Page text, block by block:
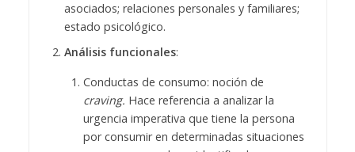
asociados; relaciones personales y familiares;
estado psicológico.
Análisis funcionales:
Conductas de consumo: noción de
craving. Hace referencia a analizar la
urgencia imperativa que tiene la persona
por consumir en determinadas situaciones